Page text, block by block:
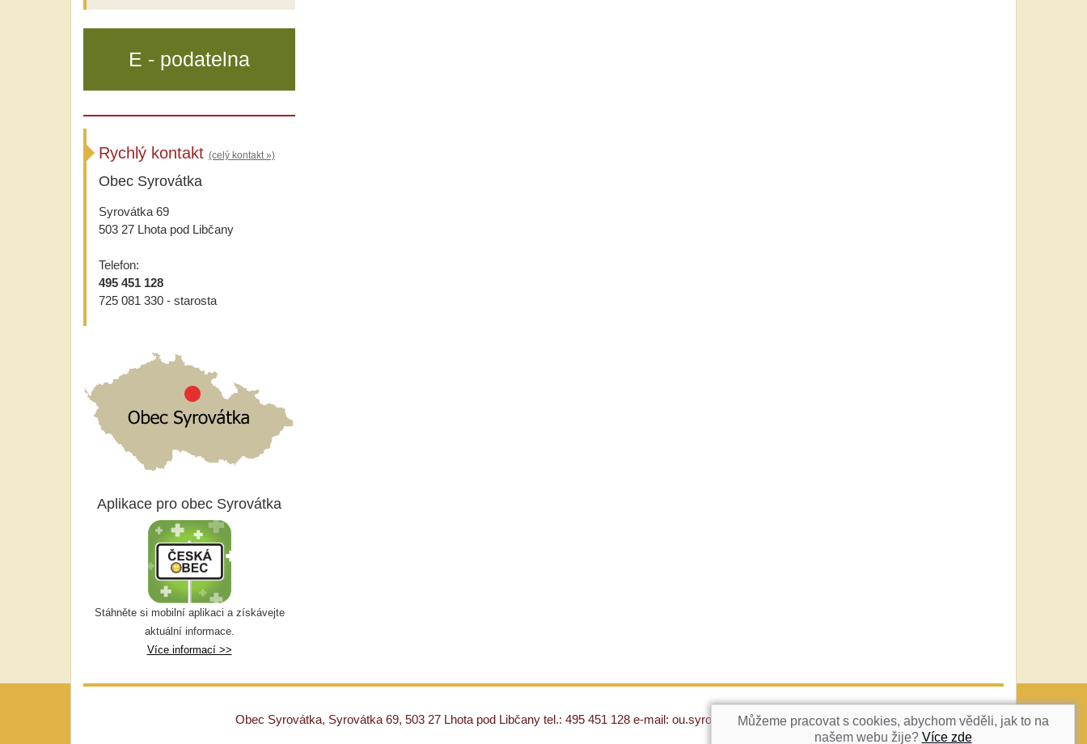
E - podatelna
Rychlý kontakt (celý kontakt »)
Obec Syrovátka
Syrovátka 69
503 27 Lhota pod Libčany
Telefon:
495 451 128
725 081 330 - starosta
Aplikace pro obec Syrovátka
Stáhněte si mobilní aplikaci a získávejte
aktuální informace.
Více informací >>
NAHORU
Obec Syrovátka, Syrovátka 69, 503 27 Lhota pod Libčany tel.: 495 451 128 e-mail: ou.syrovatka@c-box.czMůžeme pracovat s cookies, abychom věděli, jak to na
našem webu žije? Více zde